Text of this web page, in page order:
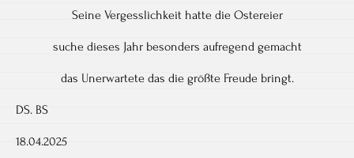
Seine Vergesslichkeit hatte die Ostereier
suche dieses Jahr besonders aufregend gemacht
das Unerwartete das die größte Freude bringt.
DS. BS
18.04.2025